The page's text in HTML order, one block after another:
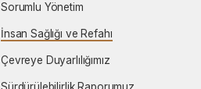
Sorumlu Yönetim
İnsan Sağlığı ve Refahı
Çevreye Duyarlılığımız